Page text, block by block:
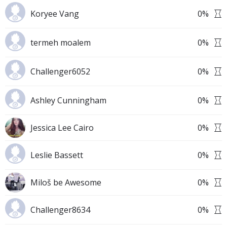
Koryee Vang 0%
termeh moalem 0%
Challenger6052 0%
Ashley Cunningham 0%
Jessica Lee Cairo 0%
Leslie Bassett 0%
Miloš be Awesome 0%
Challenger8634 0%